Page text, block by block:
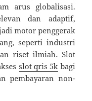
arus globalisasi.
dan adaptif,
motor penggerak
seperti industri
riset ilmiah. Slot
slot qris 5k bagi
pembayaran non-